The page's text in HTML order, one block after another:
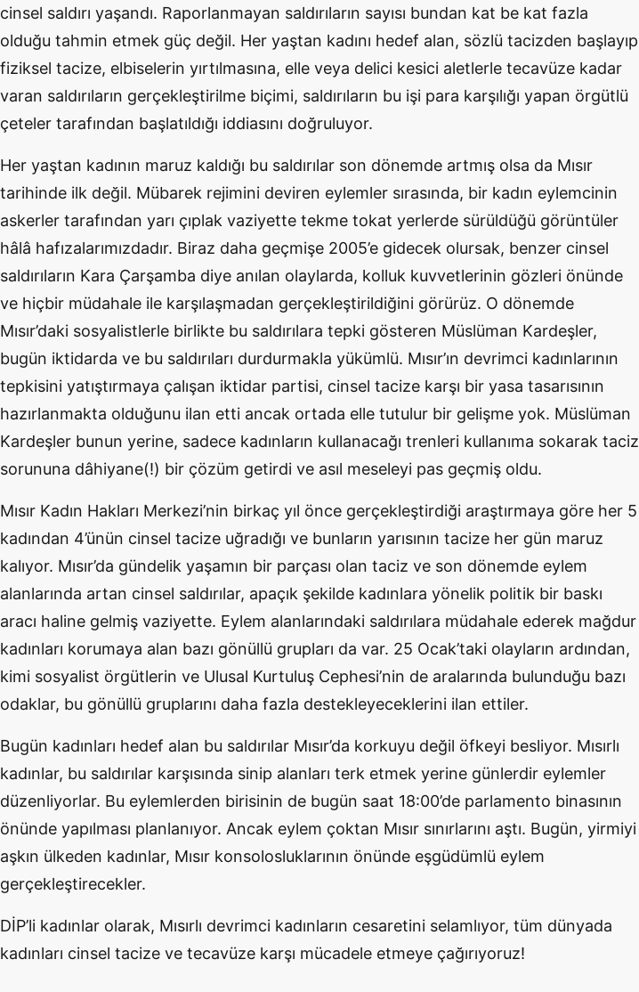
cinsel saldırı yaşandı. Raporlanmayan saldırıların sayısı bundan kat be kat fazla
olduğu tahmin etmek güç değil. Her yaştan kadını hedef alan, sözlü tacizden başlayıp
fiziksel tacize, elbiselerin yırtılmasına, elle veya delici kesici aletlerle tecavüze kadar
varan saldırıların gerçekleştirilme biçimi, saldırıların bu işi para karşılığı yapan örgütlü
çeteler tarafından başlatıldığı iddiasını doğruluyor.
Her yaştan kadının maruz kaldığı bu saldırılar son dönemde artmış olsa da Mısır
tarihinde ilk değil. Mübarek rejimini deviren eylemler sırasında, bir kadın eylemcinin
askerler tarafından yarı çıplak vaziyette tekme tokat yerlerde sürüldüğü görüntüler
hâlâ hafızalarımızdadır. Biraz daha geçmişe 2005’e gidecek olursak, benzer cinsel
saldırıların Kara Çarşamba diye anılan olaylarda, kolluk kuvvetlerinin gözleri önünde
ve hiçbir müdahale ile karşılaşmadan gerçekleştirildiğini görürüz. O dönemde
Mısır’daki sosyalistlerle birlikte bu saldırılara tepki gösteren Müslüman Kardeşler,
bugün iktidarda ve bu saldırıları durdurmakla yükümlü. Mısır’ın devrimci kadınlarının
tepkisini yatıştırmaya çalışan iktidar partisi, cinsel tacize karşı bir yasa tasarısının
hazırlanmakta olduğunu ilan etti ancak ortada elle tutulur bir gelişme yok. Müslüman
Kardeşler bunun yerine, sadece kadınların kullanacağı trenleri kullanıma sokarak taciz
sorununa dâhiyane(!) bir çözüm getirdi ve asıl meseleyi pas geçmiş oldu.
Mısır Kadın Hakları Merkezi’nin birkaç yıl önce gerçekleştirdiği araştırmaya göre her 5
kadından 4’ünün cinsel tacize uğradığı ve bunların yarısının tacize her gün maruz
kalıyor. Mısır’da gündelik yaşamın bir parçası olan taciz ve son dönemde eylem
alanlarında artan cinsel saldırılar, apaçık şekilde kadınlara yönelik politik bir baskı
aracı haline gelmiş vaziyette. Eylem alanlarındaki saldırılara müdahale ederek mağdur
kadınları korumaya alan bazı gönüllü grupları da var. 25 Ocak’taki olayların ardından,
kimi sosyalist örgütlerin ve Ulusal Kurtuluş Cephesi’nin de aralarında bulunduğu bazı
odaklar, bu gönüllü gruplarını daha fazla destekleyeceklerini ilan ettiler.
Bugün kadınları hedef alan bu saldırılar Mısır’da korkuyu değil öfkeyi besliyor. Mısırlı
kadınlar, bu saldırılar karşısında sinip alanları terk etmek yerine günlerdir eylemler
düzenliyorlar. Bu eylemlerden birisinin de bugün saat 18:00’de parlamento binasının
önünde yapılması planlanıyor. Ancak eylem çoktan Mısır sınırlarını aştı. Bugün, yirmiyi
aşkın ülkeden kadınlar, Mısır konsolosluklarının önünde eşgüdümlü eylem
gerçekleştirecekler.
DİP’li kadınlar olarak, Mısırlı devrimci kadınların cesaretini selamlıyor, tüm dünyada
kadınları cinsel tacize ve tecavüze karşı mücadele etmeye çağırıyoruz!